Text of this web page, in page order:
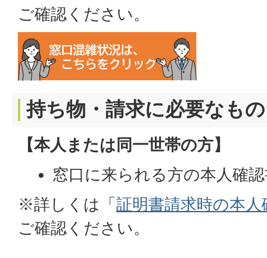
ご確認ください。
持ち物・請求に必要なもの
【本人または同一世帯の方】
窓口に来られる方の本人確
※詳しくは「 証明書請求時の本
ご確認ください。